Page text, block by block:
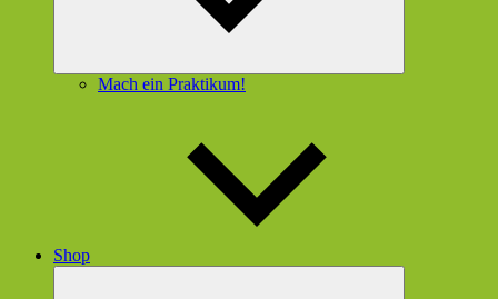
Mach ein Praktikum!
Shop